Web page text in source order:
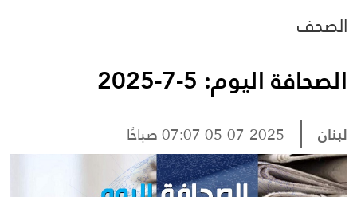
الصحف
الصحافة اليوم: 5-7-2025
لبنان 05-07-2025 07:07 صباحًا